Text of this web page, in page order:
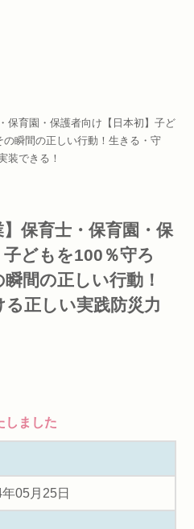
保育園・保護者向け【日本初】子ど
瞬間の正しい行動！生きる・守
装できる！
】保育士・保育園・保
どもを100％守ろ
間の正しい行動！
正しい実践防災力
しました
05月25日